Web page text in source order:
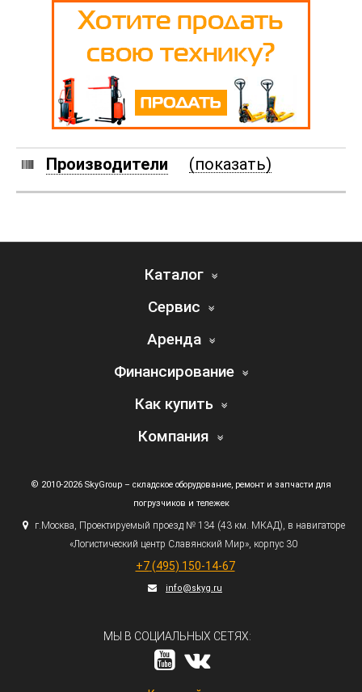
Производители (показать)
Каталог
Сервис
Аренда
Финансирование
Как купить
Компания
© 2010-2026 SkyGroup – складское оборудование, ремонт и запчасти для
погрузчиков и тележек
г.Москва, Проектируемый проезд № 134 (43км. МКАД), в навигаторе
«Логистический центр Славянский Мир», корпус 30
+7 (495) 150-14-67
info@skyg.ru
МЫ В СОЦИАЛЬНЫХ СЕТЯХ: